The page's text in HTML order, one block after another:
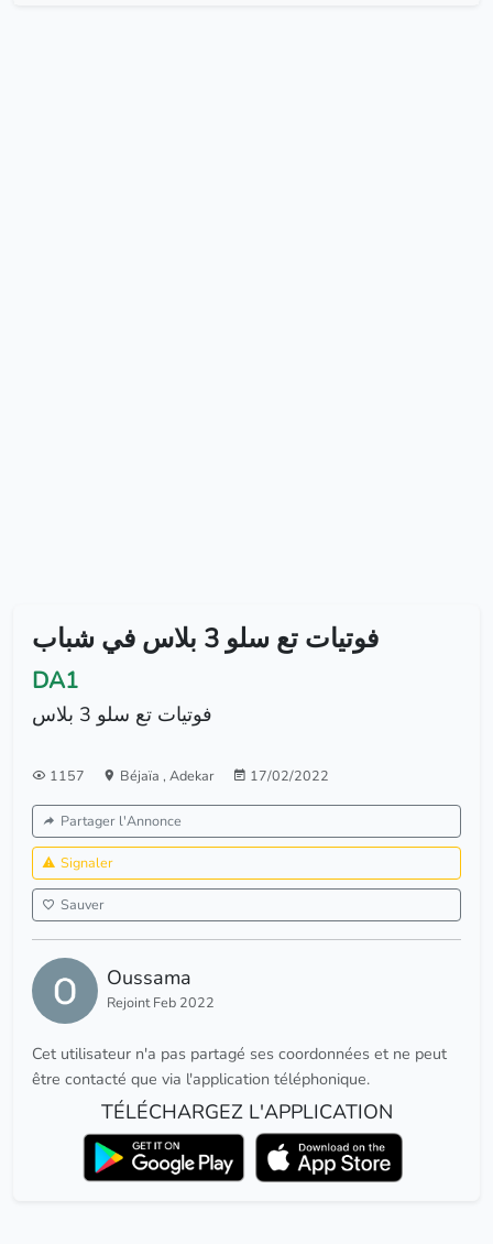
فوتيات تع سلو 3 بلاس في شباب
DA1
فوتيات تع سلو 3 بلاس
1157 Béjaïa , Adekar 17/02/2022
Partager l'Annonce
Signaler
Sauver
Oussama
Rejoint Feb 2022
Cet utilisateur n'a pas partagé ses coordonnées et ne peut
être contacté que via l'application téléphonique.
TÉLÉCHARGEZ L'APPLICATION